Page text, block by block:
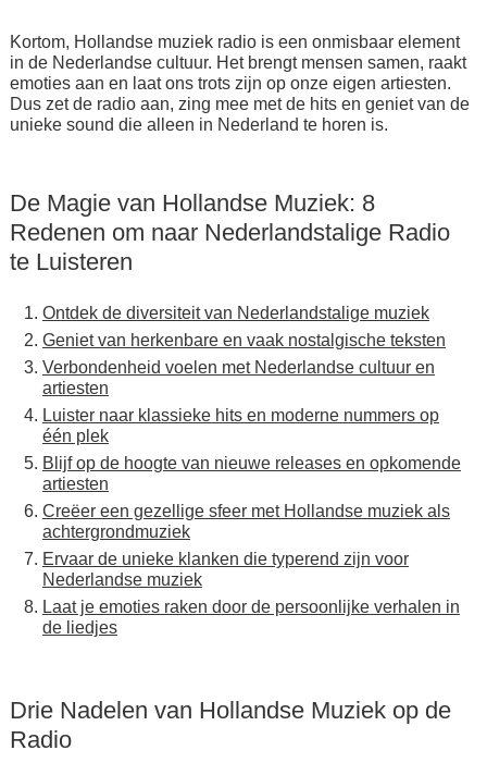
Kortom, Hollandse muziek radio is een onmisbaar element
in de Nederlandse cultuur. Het brengt mensen samen, raakt
emoties aan en laat ons trots zijn op onze eigen artiesten.
Dus zet de radio aan, zing mee met de hits en geniet van de
unieke sound die alleen in Nederland te horen is.
De Magie van Hollandse Muziek: 8
Redenen om naar Nederlandstalige Radio
te Luisteren
Ontdek de diversiteit van Nederlandstalige muziek
Geniet van herkenbare en vaak nostalgische teksten
Verbondenheid voelen met Nederlandse cultuur en
artiesten
Luister naar klassieke hits en moderne nummers op
één plek
Blijf op de hoogte van nieuwe releases en opkomende
artiesten
Creëer een gezellige sfeer met Hollandse muziek als
achtergrondmuziek
Ervaar de unieke klanken die typerend zijn voor
Nederlandse muziek
Laat je emoties raken door de persoonlijke verhalen in
de liedjes
Drie Nadelen van Hollandse Muziek op de
Radio